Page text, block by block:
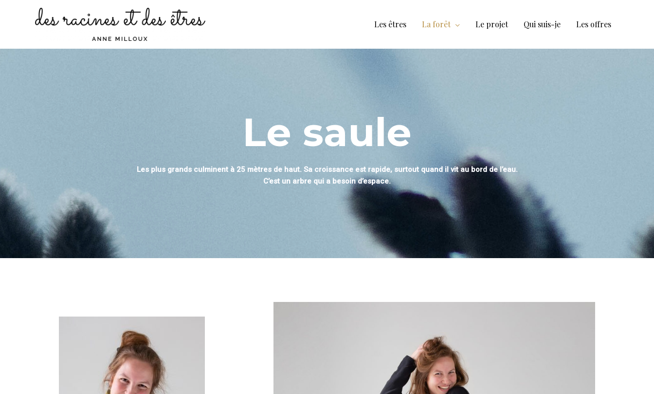
Les êtres La forêt Le projet Qui suis-je Les offres
Le saule
Les plus grands culminent à 25 mètres de haut. Sa croissance est rapide, surtout quand il vit au bord de l’eau.
C’est un arbre qui a besoin d’espace.